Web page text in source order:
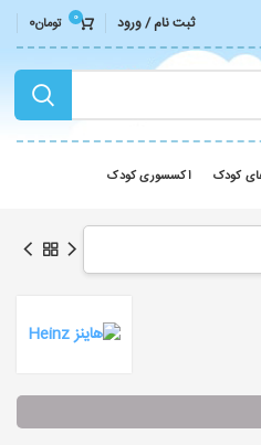
ثبت نام / ورود 0 تومان0
کودک اکسسوری کودک